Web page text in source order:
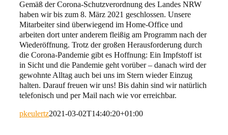
Gemäß der Corona-Schutzverordnung des Landes NRW
haben wir bis zum 8. März 2021 geschlossen. Unsere
Mitarbeiter sind überwiegend im Home-Office und
arbeiten dort unter anderem fleißig am Programm nach der
Wiederöffnung. Trotz der großen Herausforderung durch
die Corona-Pandemie gibt es Hoffnung: Ein Impfstoff ist
in Sicht und die Pandemie geht vorüber – danach wird der
gewohnte Alltag auch bei uns im Stern wieder Einzug
halten. Darauf freuen wir uns! Bis dahin sind wir natürlich
telefonisch und per Mail nach wie vor erreichbar.
pkeulertz2021-03-02T14:40:20+01:00